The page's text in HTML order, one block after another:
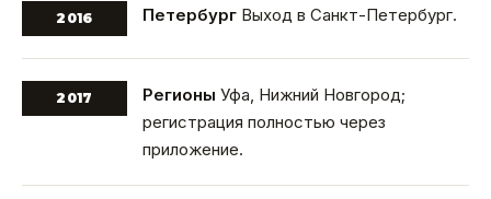
2016 Петербург Выход в Санкт-Петербург.
2017 Регионы Уфа, Нижний Новгород;
регистрация полностью через
приложение.